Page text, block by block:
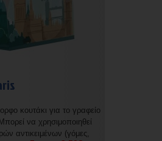
κουτάκι για το γραφείο
να χρησιμοποιηθεί
αντικειμένων (γόμες,